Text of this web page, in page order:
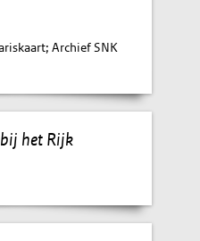
Archief SNK
het Rijk